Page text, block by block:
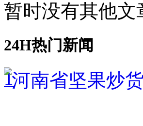
暂时没有其他
24H热门新闻
1